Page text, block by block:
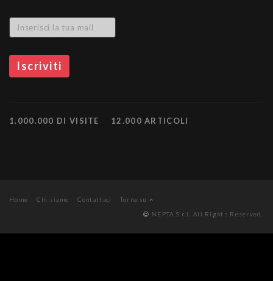
1.000.000 DI VISITE 12.000 ARTICOLI
Home Chi siamo Contattaci
Torna su
NEPTA S.r.l. All Rights Reserved.